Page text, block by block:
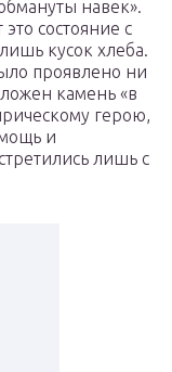
навек».
состояние с
кусок хлеба.
проявлено ни
камень «в
герою,
и
лишь с